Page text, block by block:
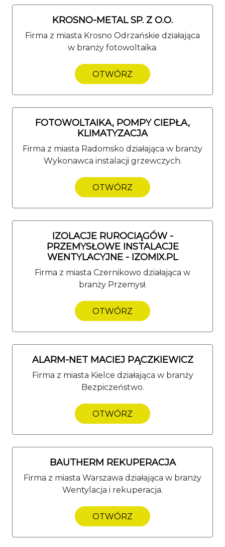
KROSNO-METAL SP. Z O.O.
Firma z miasta Krosno Odrzańskie działająca
w branży fotowoltaika.
OTWÓRZ
FOTOWOLTAIKA, POMPY CIEPŁA,
KLIMATYZACJA
Firma z miasta Radomsko działająca w branży
Wykonawca instalacji grzewczych.
OTWÓRZ
IZOLACJE RUROCIĄGÓW -
PRZEMYSŁOWE INSTALACJE
WENTYLACYJNE - IZOMIX.PL
Firma z miasta Czernikowo działająca w
branży Przemysł.
OTWÓRZ
ALARM-NET MACIEJ PĄCZKIEWICZ
Firma z miasta Kielce działająca w branży
Bezpiczeństwo.
OTWÓRZ
BAUTHERM REKUPERACJA
Firma z miasta Warszawa działająca w branży
Wentylacja i rekuperacja.
OTWÓRZ